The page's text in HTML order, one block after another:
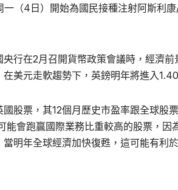
（4日）開始為國民接種注射阿斯利
行在2月召開貨幣政策會議時，經濟
美元走軟趨勢下，英鎊明年將進入
股票，其12個月歷史市盈率跟全球股
會跑贏國際業務比重較高的股票，因
明年全球經濟加快復甦，這可能有利